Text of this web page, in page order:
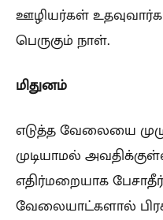
ஊழியர்கள்
பெருகும் நாள்.
மிதுனம்
எடுத்த வேலையை
முடியாமல்
எதிர்மறையாக
வேலையாட்களால்